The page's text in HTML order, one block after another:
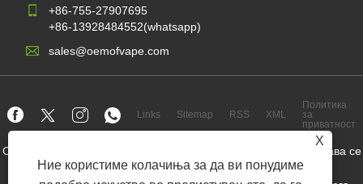
X
Ние користиме колачиња за да ви понудиме
+86-755-27907695
+86-13928484552(whatsapp)
sales@oemofvape.com
Links Sitemap RSS XML
Политика
за
приватност
Copyright © 2022 Aplus Precision Technology Co., Ltd. Сите права се
задржани.